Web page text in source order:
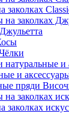
заколках
и
заколках